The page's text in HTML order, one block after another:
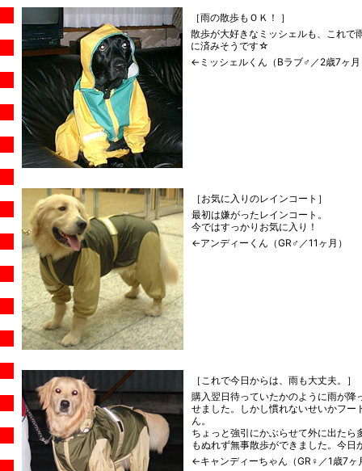
［雨の散歩もＯＫ！ ］
散歩が大好きなミッシェルも、これで
に済みそうです☆
←ミッシェルくん（Bラブ♂／2歳7ヶ月
［お気に入りのレインコート］
最初は嫌がったレインコート。
今ではすっかりお気に入り！
←アンディーくん（GR♂／11ヶ月）
［これで今日からは、雨も大丈夫。］
購入翌日待っていたかのように雨が降
せました。しかし慣れないせいかフー
ん。
ちょっと強引にかぶらせて外に出たら
もぬれず無事散歩ができました。今日
←キャンディーちゃん（GR♀／1歳7ヶ